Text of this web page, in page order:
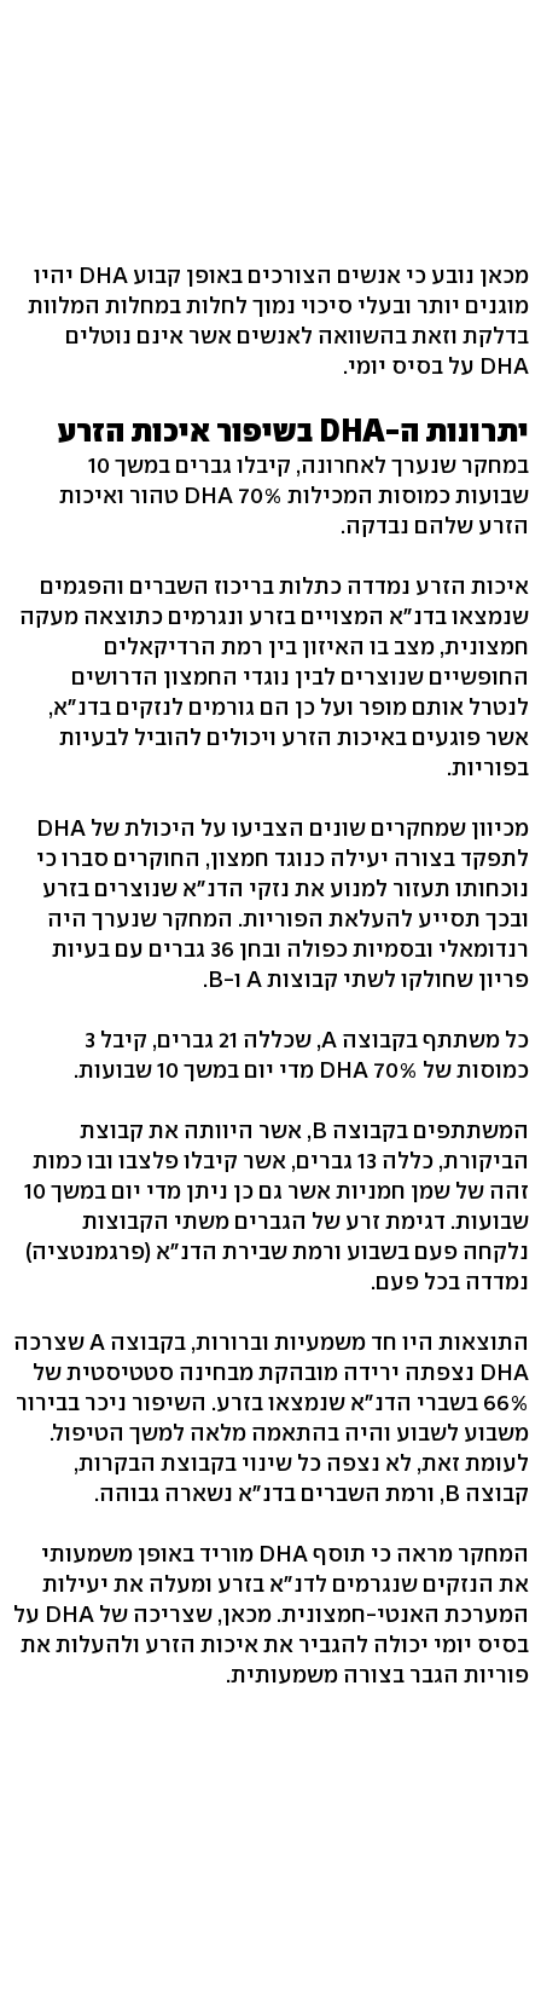
מכאן נובע כי אנשים הצורכים באופן קבוע DHA יהיו
מוגנים יותר ובעלי סיכוי נמוך לחלות במחלות המלוות
בדלקת וזאת בהשוואה לאנשים אשר אינם נוטלים
DHA על בסיס יומי.
יתרונות ה-DHA בשיפור איכות הזרע
במחקר שנערך לאחרונה, קיבלו גברים במשך 10
שבועות כמוסות המכילות 70% DHA טהור ואיכות
הזרע שלהם נבדקה.
איכות הזרע נמדדה כתלות בריכוז השברים והפגמים
שנמצאו בדנ"א המצויים בזרע ונגרמים כתוצאה מעקה
חמצונית, מצב בו האיזון בין רמת הרדיקאלים
החופשיים שנוצרים לבין נוגדי החמצון הדרושים
לנטרל אותם מופר ועל כן הם גורמים לנזקים בדנ"א,
אשר פוגעים באיכות הזרע ויכולים להוביל לבעיות
בפוריות.
מכיוון שמחקרים שונים הצביעו על היכולת של DHA
לתפקד בצורה יעילה כנוגד חמצון, החוקרים סברו כי
נוכחותו תעזור למנוע את נזקי הדנ"א שנוצרים בזרע
ובכך תסייע להעלאת הפוריות. המחקר שנערך היה
רנדומאלי ובסמיות כפולה ובחן 36 גברים עם בעיות
פריון שחולקו לשתי קבוצות A ו-B.
כל משתתף בקבוצה A, שכללה 21 גברים, קיבל 3
כמוסות של 70% DHA מדי יום במשך 10 שבועות.
המשתתפים בקבוצה B, אשר היוותה את קבוצת
הביקורת, כללה 13 גברים, אשר קיבלו פלצבו ובו כמות
זהה של שמן חמניות אשר גם כן ניתן מדי יום במשך 10
שבועות. דגימת זרע של הגברים משתי הקבוצות
נלקחה פעם בשבוע ורמת שבירת הדנ"א (פרגמנטציה)
נמדדה בכל פעם.
התוצאות היו חד משמעיות וברורות, בקבוצה A שצרכה
DHA נצפתה ירידה מובהקת מבחינה סטטיסטית של
66% בשברי הדנ"א שנמצאו בזרע. השיפור ניכר בבירור
משבוע לשבוע והיה בהתאמה מלאה למשך הטיפול.
לעומת זאת, לא נצפה כל שינוי בקבוצת הבקרות,
קבוצה B, ורמת השברים בדנ"א נשארה גבוהה.
המחקר מראה כי תוסף DHA מוריד באופן משמעותי
את הנזקים שנגרמים לדנ"א בזרע ומעלה את יעילות
המערכת האנטי-חמצונית. מכאן, שצריכה של DHA על
בסיס יומי יכולה להגביר את איכות הזרע ולהעלות את
פוריות הגבר בצורה משמעותית.